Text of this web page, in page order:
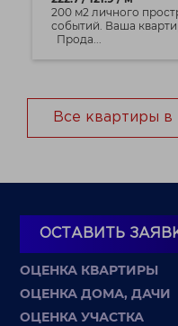
200 м2 личного
событий. Ваша
Прода...
Все квартиры в
ОСТАВИТЬ
ОЦЕНКА КВАРТИРЫ
ОЦЕНКА ДОМА, ДАЧИ
ОЦЕНКА УЧАСТКА